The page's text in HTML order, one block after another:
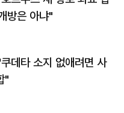
방은 아냐"
데타 소지 없애려면 사
"